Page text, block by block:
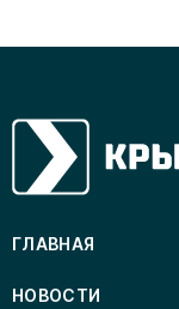
ГЛАВНАЯ
НОВОСТИ